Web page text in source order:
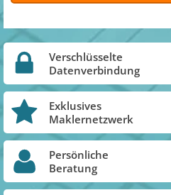
Verschlüsselte
Datenverbindung
Exklusives
Maklernetzwerk
Persönliche
Beratung